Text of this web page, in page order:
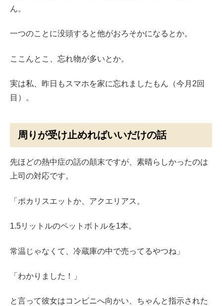
ん。
一つのことに没頭すると他がおろそかになるとか。
ここんとこ、忘れ物が多いとか。
実は私、昨日もスマホを家に忘れましたもん（今月2回
目）。
周りが受け止めればいいだけの話
先ほどの熱中症の話の顛末ですが、素晴らしかったのは
上司の対応です。
「ポカリスエットか、アクエリアス。
1.5リットルのペットボトルを1本。
常温じゃなくて、冷蔵庫の中で売ってるやつね」
「わかりました！」
と言って彼女はコンビニへ向かい、ちゃんと指示された